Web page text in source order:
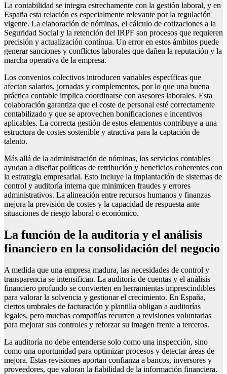
La contabilidad se integra estrechamente con la gestión laboral, y en
España esta relación es especialmente relevante por la regulación
vigente. La elaboración de nóminas, el cálculo de cotizaciones a la
Seguridad Social y la retención del IRPF son procesos que requieren
precisión y actualización contínua. Un error en estos ámbitos puede
generar sanciones y conflictos laborales que dañen la reputación y la
marcha operativa de la empresa.
Los convenios colectivos introducen variables específicas que
afectan salarios, jornadas y complementos, por lo que una buena
práctica contable implica coordinarse con asesores laborales. Esta
colaboración garantiza que el coste de personal esté correctamente
contabilizado y que se aprovechen bonificaciones e incentivos
aplicables. La correcta gestión de estos elementos contribuye a una
estructura de costes sostenible y atractiva para la captación de
talento.
Más allá de la administración de nóminas, los servicios contables
ayudan a diseñar políticas de retribución y beneficios coherentes con
la estrategia empresarial. Esto incluye la implantación de sistemas de
control y auditoría interna que minimicen fraudes y errores
administrativos. La alineación entre recursos humanos y finanzas
mejora la previsión de costes y la capacidad de respuesta ante
situaciones de riesgo laboral o económico.
La función de la auditoría y el análisis
financiero en la consolidación del negocio
A medida que una empresa madura, las necesidades de control y
transparencia se intensifican. La auditoría de cuentas y el análisis
financiero profundo se convierten en herramientas imprescindibles
para valorar la solvencia y gestionar el crecimiento. En España,
ciertos umbrales de facturación y plantilla obligan a auditorías
legales, pero muchas compañías recurren a revisiones voluntarias
para mejorar sus controles y reforzar su imagen frente a terceros.
La auditoría no debe entenderse solo como una inspección, sino
como una oportunidad para optimizar procesos y detectar áreas de
mejora. Estas revisiones aportan confianza a bancos, inversores y
proveedores, que valoran la fiabilidad de la información financiera.